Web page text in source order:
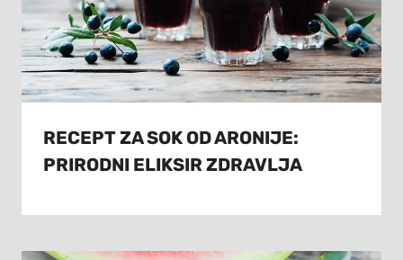
RECEPT ZA SOK OD ARONIJE:
PRIRODNI ELIKSIR ZDRAVLJA